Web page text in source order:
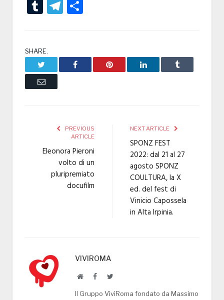
TumblrTelegram
SHARE.
Facebook Pinterest LinkedIn Tumblr
Email
PREVIOUS
ARTICLE
Eleonora Pieroni
volto di un
pluripremiato
docufilm
NEXT ARTICLE
SPONZ FEST
2022: dal 21 al 27
agosto SPONZ
COULTURA, la X
ed. del fest di
Vinicio Capossela
in Alta Irpinia.
VIVIROMA
WebsiteFacebookTwitter
Il Gruppo ViviRoma fondato da Massimo